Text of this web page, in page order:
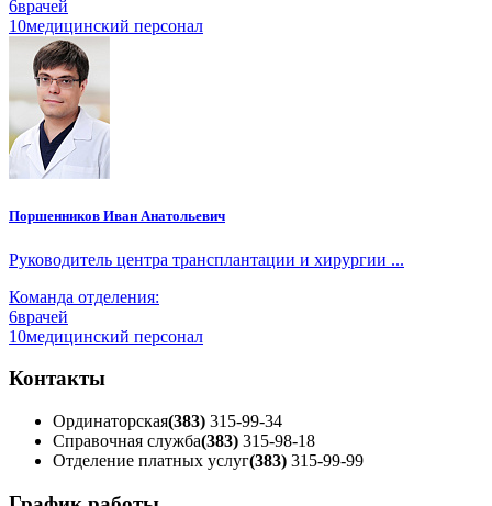
6врачей
10медицинский персонал
Поршенников Иван Анатольевич
Руководитель центра трансплантации и хирургии ...
Команда отделения:
6врачей
10медицинский персонал
Контакты
Ординаторская(383) 315-99-34
Справочная служба(383) 315-98-18
Отделение платных услуг(383) 315-99-99